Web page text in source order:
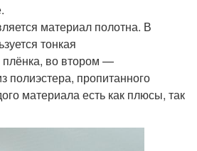
материал полотна. В
тонкая
во втором —
полиэстера, пропитанного
материала есть как плюсы, так